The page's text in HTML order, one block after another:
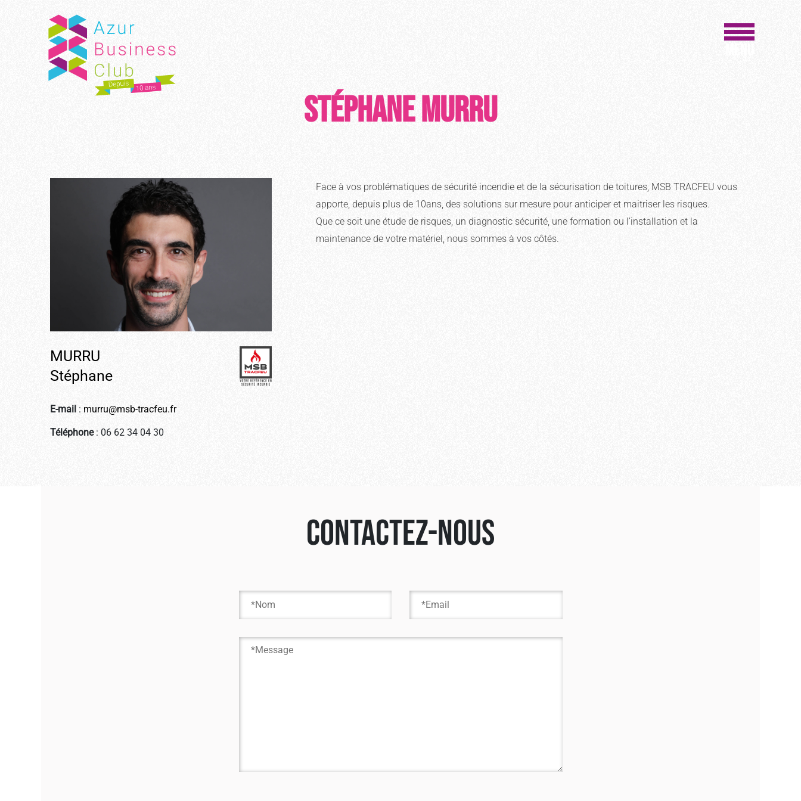
Stéphane MURRU
MURRU
Stéphane
E-mail : murru@msb-tracfeu.fr
Téléphone: 06 62 34 04 30
Face à vos problématiques de sécurité incendie et de la sécurisation de toitures, MSB TRACFEU vous
apporte, depuis plus de 10ans, des solutions sur mesure pour anticiper et maitriser les risques.
Que ce soit une étude de risques, un diagnostic sécurité, une formation ou l’installation et la
maintenance de votre matériel, nous sommes à vos côtés.
Contactez-nous